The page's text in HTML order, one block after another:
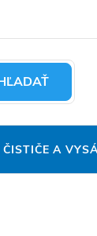
ÚDAJOV
ČISTIČE A